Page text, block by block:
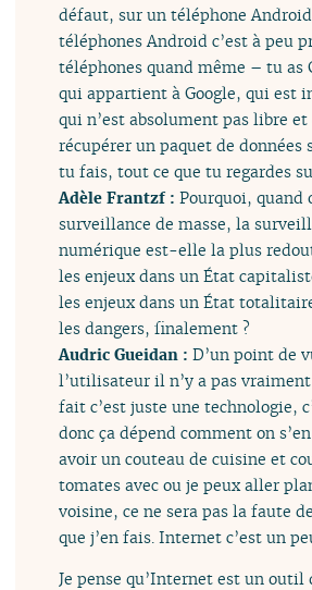
défaut, sur un téléphone
téléphones Android c’est à peu
téléphones quand même – tu as
qui appartient à Google, qui est
qui n’est absolument pas libre et
récupérer un paquet de données
tu fais, tout ce que tu regardes
Adèle Frantzf :Pourquoi, quand
surveillance de masse, la
numérique est-elle la plus
les enjeux dans un État
les enjeux dans un État
les dangers, finalement ?
Audric Gueidan :D’un point de
l’utilisateur il n’y a pas
fait c’est juste une technologie,
donc ça dépend comment on
avoir un couteau de cuisine et
tomates avec ou je peux aller
voisine, ce ne sera pas la faute
que j’en fais. Internet c’est un
Je pense qu’Internet est un